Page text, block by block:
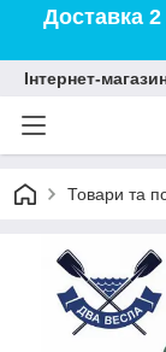
Доставка
Інтернет-
Товари та